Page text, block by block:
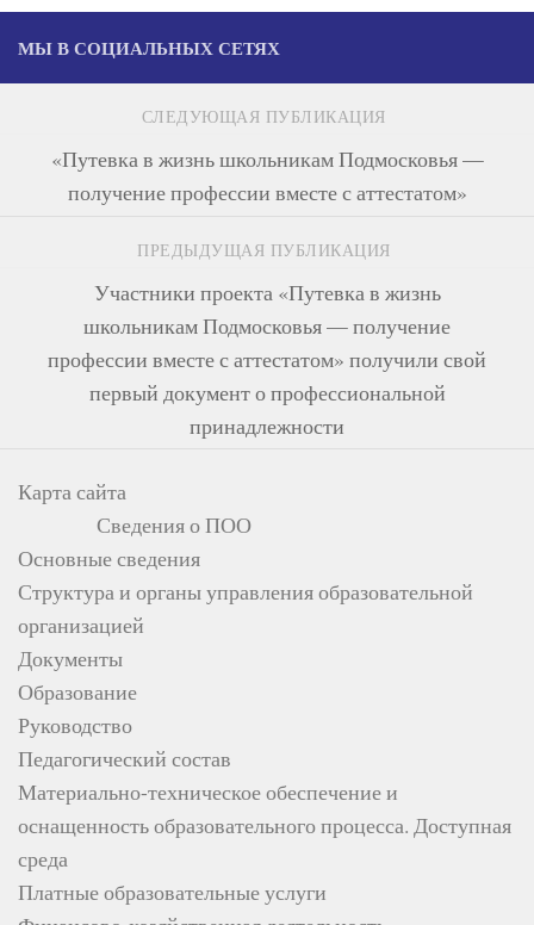
МЫ В СОЦИАЛЬНЫХ СЕТЯХ
СЛЕДУЮЩАЯ ПУБЛИКАЦИЯ
«Путевка в жизнь школьникам Подмосковья —
получение профессии вместе с аттестатом»
ПРЕДЫДУЩАЯ ПУБЛИКАЦИЯ
Участники проекта «Путевка в жизнь
школьникам Подмосковья — получение
профессии вместе с аттестатом» получили свой
первый документ о профессиональной
принадлежности
Карта сайта
Сведения о ПОО
Основные сведения
Структура и органы управления образовательной
организацией
Документы
Образование
Руководство
Педагогический состав
Материально-техническое обеспечение и
оснащенность образовательного процесса. Доступная
среда
Платные образовательные услуги